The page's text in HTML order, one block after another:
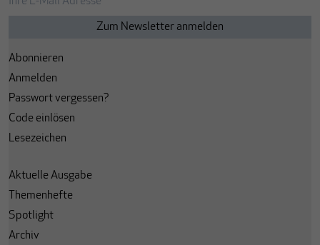
Abonnieren
Anmelden
Passwort vergessen?
Code einlösen
Lesezeichen
Aktuelle Ausgabe
Themenhefte
Spotlight
Archiv